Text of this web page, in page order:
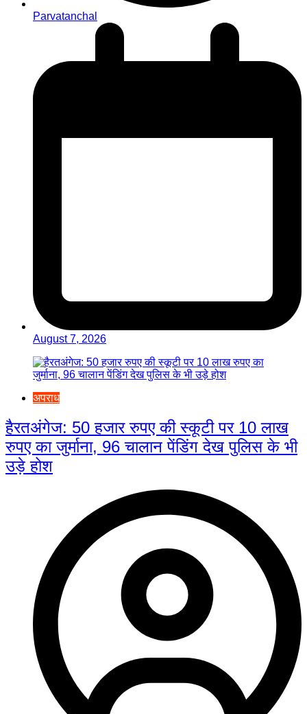
Parvatanchal
August 7, 2026
अपराध
हैरतअंगेज: 50 हजार रुपए की स्कूटी पर 10 लाख
रुपए का जुर्माना, 96 चालान पेंडिंग देख पुलिस के भी
उड़े होश